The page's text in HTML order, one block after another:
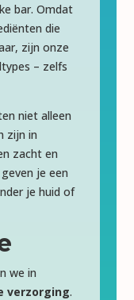
bar. Omdat
die
zijn onze
– zelfs
niet alleen
zijn in
zacht en
je een
je huid of
we in
verzorging.